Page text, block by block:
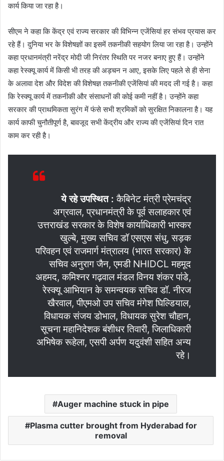
कार्य किया जा रहा है।
सीएम ने कहा कि केंद्र एवं राज्य सरकार की विभिन्न एजेंसियां हर संभव प्रयास कर
रहे हैं। दुनिया भर के विशेषज्ञों का इसमें तकनीकी सहयोग लिया जा रहा है। उन्होंने
कहा प्रधानमंत्री नरेंद्र मोदी जी निरंतर स्थिति पर नजर बनाए हुए हैं। उन्होंने
कहा रेस्क्यू कार्य में किसी भी तरह की अड़चन न आए, इसके लिए पहले से ही सेना
के अलावा देश और विदेश की विशेषज्ञ तकनीकी एजेंसियां की मदद ली गई है। कहा
कि रेस्क्यू कार्य में तकनीकी और संसाधनों की कोई कमी नहीं है। उन्होंने कहा
सरकार की प्राथमिकता सुरंग में फंसे सभी श्रमिकों को सुरक्षित निकालना है। यह
कार्य काफी चुनौतीपूर्ण है, बावजूद सभी केंद्रीय और राज्य की एजेंसियां दिन रात
काम कर रही है।
ये रहे उपस्थित : कैबिनेट मंत्री प्रेमचंद्र
अग्रवाल, प्रधानमंत्री के पूर्व सलाहकार एवं
उत्तराखंड सरकार के विशेष कार्याधिकारी भास्कर
खुल्बे, मुख्य सचिव डॉ एसएस संधु, सड़क
परिवहन एवं राजमार्ग मंत्रालय (भारत सरकार) के
सचिव अनुराग जैन, एमडी NHIDCL महमूद
अहमद, कमिश्नर गढ़वाल मंडल विनय शंकर पांडे,
रेस्क्यू आभियान के समन्वयक सचिव डॉ. नीरज
खैरवाल, पीएमओ उप सचिव मंगेश घिल्डियाल,
विधायक संजय डोभाल, विधायक सुरेश चौहान,
सूचना महानिदेशक बंशीधर तिवारी, जिलाधिकारी
अभिषेक रूहेला, एसपी अर्पण यदुवंशी सहित अन्य
रहे।
Auger machine stuck in pipe
Plasma cutter brought from Hyderabad for
removal